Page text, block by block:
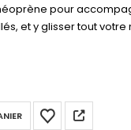
pour
et y glisser tout